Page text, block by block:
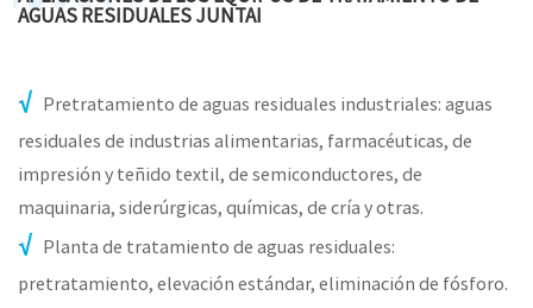
AGUAS RESIDUALES JUNTAI
Pretratamiento de aguas residuales industriales: aguas
residuales de industrias alimentarias, farmacéuticas, de
impresión y teñido textil, de semiconductores, de
maquinaria, siderúrgicas, químicas, de cría y otras.
Planta de tratamiento de aguas residuales:
pretratamiento, elevación estándar, eliminación de fósforo.